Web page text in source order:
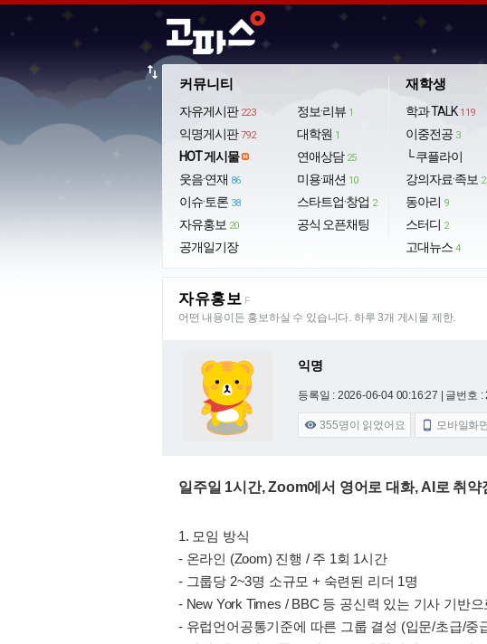
커뮤니티
자유게시판 223
익명게시판 792
HOT 게시물
웃음·연재 86
이슈·토론 38
자유홍보 20
공개일기장
정보·리뷰 1
대학원 1
연애상담 25
미용·패션 10
스타트업·창업 2
공식 오픈채팅
재학생
학과 TALK 119
이중전공 3
└ 쿠플라이
강의자료·족보 2
동아리 9
스터디 2
고대뉴스 4
import_export
자유홍보 F
어떤 내용이든 홍보하실 수 있습니다. 하루 3개 게시물 제한.
익명
등록일 : 2026-06-04 00:16:27 | 글번호
 355명이 읽었어요  모바일화면
일주일 1시간, Zoom에서 영어로 대화, AI로 취약
1. 모임 방식
- 온라인 (Zoom) 진행 / 주 1회 1시간
- 그룹당 2~3명 소규모 + 숙련된 리더 1명
- New York Times / BBC 등 공신력 있는 기사 기반
- 유럽언어공통기준에 따른 그룹 결성 (입문/초급/중